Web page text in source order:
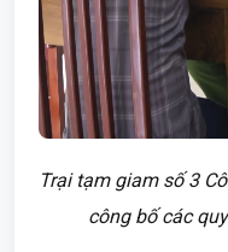
Trại tạm giam số 3
công bố các